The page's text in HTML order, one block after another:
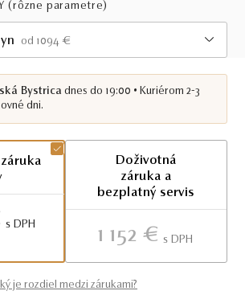
(rôzne parametre)
od 1094 €
Bystrica dnes do 19:00 • Kuriérom 2-3
dni.
S DPH
Doživotná
záruka a
bezplatný servis
1 152 € S DPH
je rozdiel medzi zárukami?